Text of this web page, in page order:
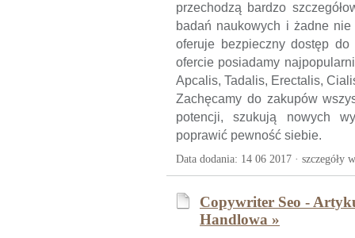
przechodzą bardzo
badań naukowych i żadne
oferuje bezpieczny dostęp
ofercie posiadamy
Apcalis, Tadalis, Erectalis,
Zachęcamy do zakupów
potencji, szukują nowych
poprawić pewność siebie.
Data dodania: 14 06 2017 · szczegóły
Copywriter Seo -
Handlowa »